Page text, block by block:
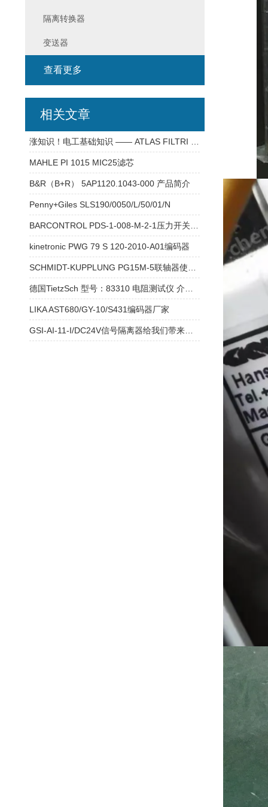
隔离转换器
变送器
查看更多
相关文章
MAHLE PI 1015 MIC25滤芯
B&R（B+R） 5AP1120.1043-000 产品简介
Penny+Giles SLS190/0050/L/50/01/N
kinetronic PWG 79 S 120-2010-A01编码器
LIKA AST680/GY-10/S431编码器厂家